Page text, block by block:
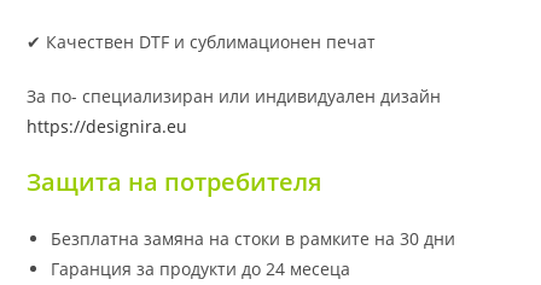
✔ Качествен DTF и сублимационен печат
За по- специализиран или индивидуален дизайн
https://designira.eu
Защита на потребителя
Безплатна замяна на стоки в рамките на 30 дни
Гаранция за продукти до 24 месеца